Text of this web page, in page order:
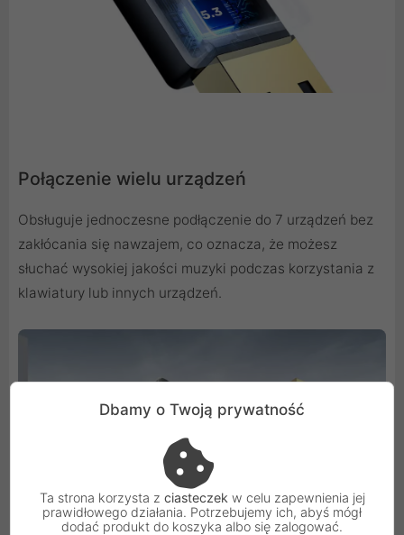
Połączenie wielu urządzeń
Obsługuje jednoczesne podłączenie do 7 urządzeń bez
zakłócania się nawzajem, co oznacza, że ​​możesz
słuchać wysokiej jakości muzyki podczas korzystania z
klawiatury lub innych urządzeń.
Dbamy o Twoją prywatność
Ta strona korzysta z ciasteczek w celu zapewnienia jej
prawidłowego działania. Potrzebujemy ich, abyś mógł
dodać produkt do koszyka albo się zalogować.